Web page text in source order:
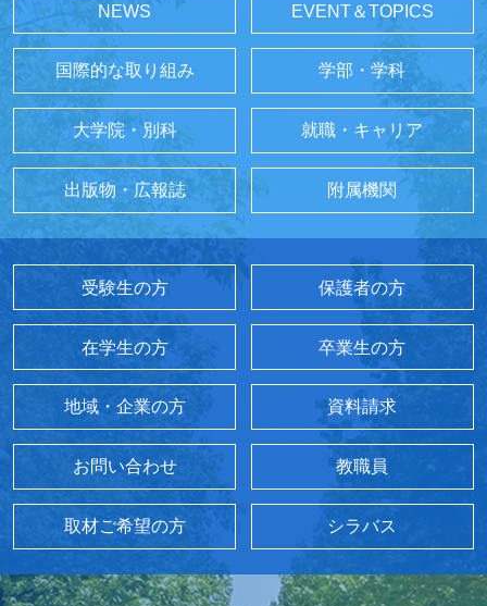
NEWS EVENT＆TOPICS
国際的な取り組み 学部・学科
大学院・別科 就職・キャリア
出版物・広報誌 附属機関
受験生の方 保護者の方
在学生の方 卒業生の方
地域・企業の方 資料請求
お問い合わせ 教職員
取材ご希望の方 シラバス